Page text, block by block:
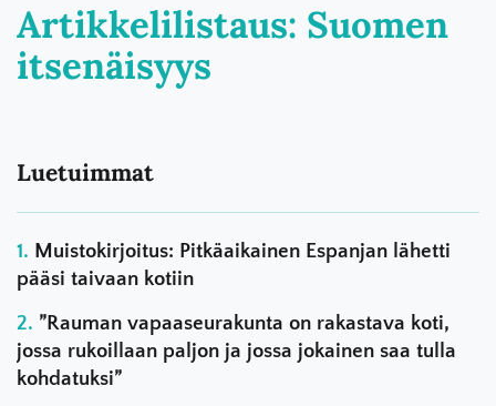
Artikkelilistaus: Suomen
itsenäisyys
Luetuimmat
Muistokirjoitus: Pitkäaikainen Espanjan lähetti
pääsi taivaan kotiin
”Rauman vapaaseurakunta on rakastava koti,
jossa rukoillaan paljon ja jossa jokainen saa tulla
kohdatuksi”